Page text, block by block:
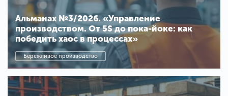
Альманах №3/2026. «Управление
производством. От 5S до пока-йоке: как
победить хаос в процессах»
Бережливое производство